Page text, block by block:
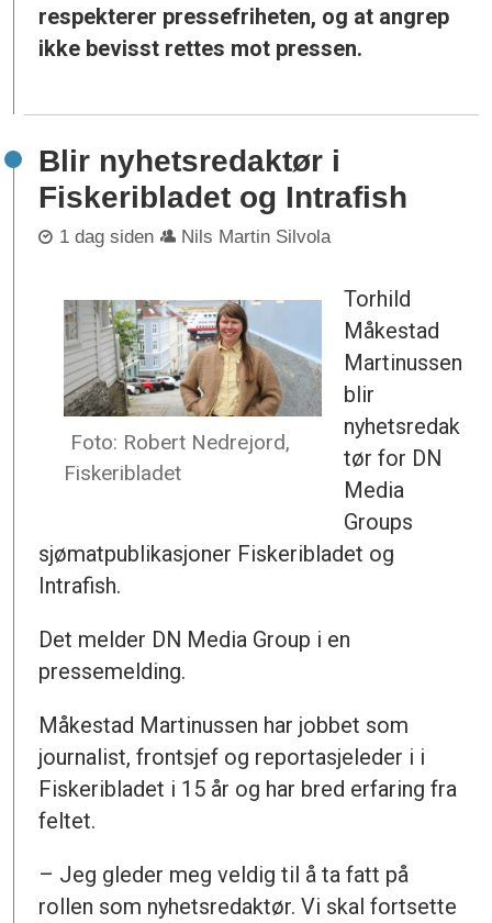
respekterer pressefriheten, og at angrep
ikke bevisst rettes mot pressen.
Blir nyhetsredaktør i
Fiskeribladet og Intrafish
1 dag siden Nils Martin Silvola
Foto: Robert Nedrejord,
Fiskeribladet
Torhild
Måkestad
Martinussen
blir
nyhetsredak
tør for DN
Media
Groups
sjømatpublikasjoner Fiskeribladet og
Intrafish.
Det melder DN Media Group i en
pressemelding.
Måkestad Martinussen har jobbet som
journalist, frontsjef og reportasjeleder i i
Fiskeribladet i 15 år og har bred erfaring fra
feltet.
– Jeg gleder meg veldig til å ta fatt på
rollen som nyhetsredaktør. Vi skal fortsette